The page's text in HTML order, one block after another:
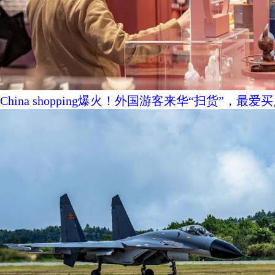
China shopping爆火！外国游客来华“扫货”，最爱